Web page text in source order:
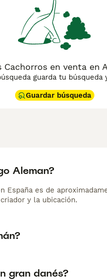
para obtener
en venta en
guarda tu
Guardar búsqueda
Aleman?
España es de
y la ubicación.
gran danés?